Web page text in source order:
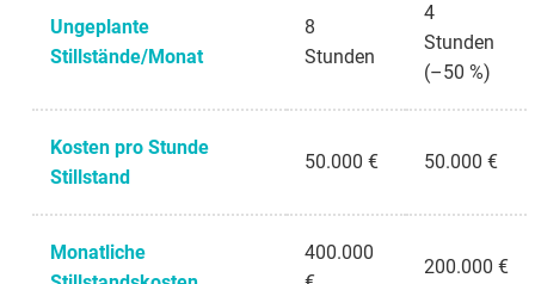
Ungeplante
Stillstände/Monat
8
Stunden
4
Stunden
(–50 %)
Kosten pro Stunde
Stillstand
50.000 € 50.000 €
Monatliche
400.000
200.000 €